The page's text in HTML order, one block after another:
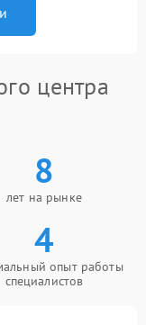
центра
8
лет на рынке
4
опыт работы
специалистов